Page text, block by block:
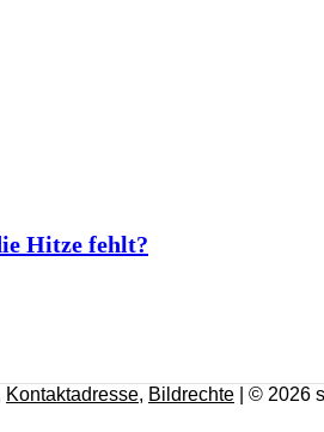
Hitze fehlt?
Kontaktadresse, Bildrechte | © 2026